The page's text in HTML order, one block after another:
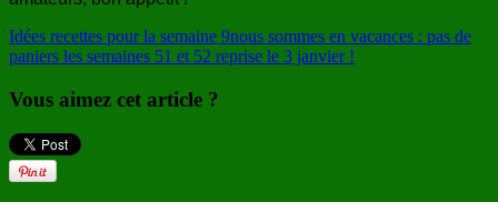
Idées recettes pour la semaine 9nous sommes en vacances : pas de
paniers les semaines 51 et 52 reprise le 3 janvier !
Vous aimez cet article ?